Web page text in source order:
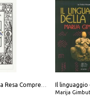
La Massoneria Resa Comprensibile ai Suoi Adepti. Vol. 3: il Maestro.
Il linguaggio
Marija